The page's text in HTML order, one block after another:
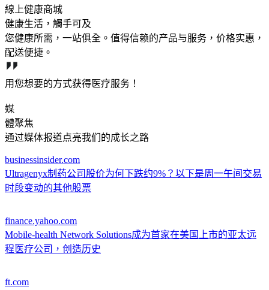
線上健康商城
健康生活，觸手可及
您健康所需，一站俱全。值得信赖的产品与服务，价格实惠，
配送便捷。
用您想要的方式获得医疗服务！
媒
體聚焦
通过媒体报道点亮我们的成长之路
businessinsider.com
Ultragenyx制药公司股价为何下跌约9%？以下是周一午间交易
时段变动的其他股票
finance.yahoo.com
Mobile-health Network Solutions成为首家在美国上市的亚太远
程医疗公司，创造历史
ft.com